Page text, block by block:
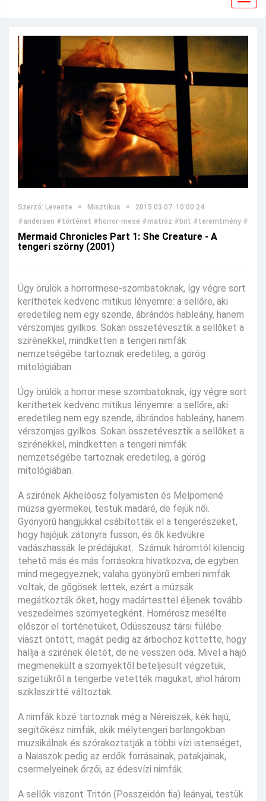
Szerző: Levente Misztikus
2015.03.07. 10:00:24
#andersen #történet #horror-mese #matróz #brit #teremtmény
Mermaid Chronicles Part 1: She Creature - A
tengeri szörny (2001)
Úgy örülök a horrormese-szombatoknak, így végre sort
keríthetek kedvenc mitikus lényemre: a sellőre, aki
eredetileg nem egy szende, ábrándos hableány, hanem
vérszomjas gyilkos. Sokan összetévesztik a sellőket a
szirénekkel, mindketten a tengeri nimfák
nemzetségébe tartoznak eredetileg, a görög
mitológiában.
Úgy örülök a horror mese szombatoknak, így végre sort
keríthetek kedvenc mitikus lényemre: a sellőre, aki
eredetileg nem egy szende, ábrándos hableány, hanem
vérszomjas gyilkos. Sokan összetévesztik a sellőket a
szirénekkel, mindketten a tengeri nimfák
nemzetségébe tartoznak eredetileg, a görög
mitológiában.
A szirének Akhelóosz folyamisten és Melpomené
múzsa gyermekei, testük madáré, de fejük női.
Gyönyörű hangjukkal csábították el a tengerészeket,
hogy hajójuk zátonyra fusson, és ők kedvükre
vadászhassák le prédájukat. Számuk háromtól kilencig
tehető más és más forrásokra hivatkozva, de egyben
mind megegyeznek; valaha gyönyörű emberi nimfák
voltak, de gőgösek lettek, ezért a múzsák
megátkozták őket, hogy madártesttel éljenek tovább
veszedelmes szörnyetegként. Homérosz mesélte
először el történetüket, Odüsszeusz társi fülébe
viaszt öntött, magát pedig az árbochoz köttette, hogy
hallja a szirének életét, de ne vesszen oda. Mivel a hajó
megmenekült a szörnyektől beteljesült végzetük,
szigetükről a tengerbe vetették magukat, ahol három
sziklaszirtté változtak.
A nimfák közé tartoznak még a Néreiszek, kék hajú,
segítőkész nimfák, akik mélytengeri barlangokban
muzsikálnak és szórakoztatják a többi vízi istenséget,
a Naiaszok pedig az erdők forrásainak, patakjainak,
csermelyeinek őrzői, az édesvízi nimfák.
A sellők viszont Tritón (Posszeidón fia) leányai, testük